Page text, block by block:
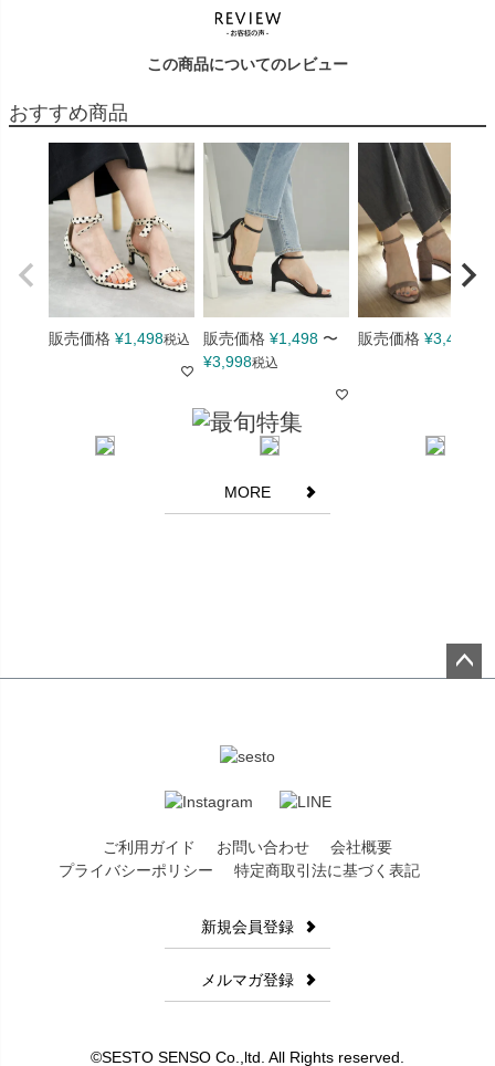
カートに入れる
ネーム（インソール・タグ・靴箱等）に新旧ロゴが混在する場合
換は承りかねます。なお、商品の品質・履き心地・仕様に違いは
>> 詳しくはこちら
計測サイズについて
当店のサイズ表記は製造過程において弊社基準での計測を各メー
カーにて行っておりますので実際にお客様が計測される場合とは
計測基準が異なり誤差が生じる場合がございます。お手元の商品
で計測された情報と弊社記載の情報は異なる場合が多くございま
すがこちらを理由にご返品ご交換をお受けいたしかねますことを
商品の汚れ・キズなどについて
生産の過程にて接着面に多少のノリ汚れやキズ等がある場合がご
ざいます。汚れやキズの程度に関しましては弊社基準にて不良品
どの生地素材に関してはかかとやつま先部分にアタリ(生地がこす
れたように多少白くなる現象)がみられる場合がございます。また
商品ディテールについて
が左右対称でなかったり商品によって柄の位置が異なる箇所がご
ざいますが不良ではございませんので予めご了承下さいませ。
商品画像はできる限り実物に近い色調整を行っておりますが屋外
当店では複数店舗にて在庫情報を共有しておりますため在庫シス
きない場合がございます。
この商品についてのレビュー
おすすめ商品
販売価格 ¥1,498税込 販売価格 ¥1,498 〜
¥3,998税込
販売価格 ¥3,498
MORE
ご利用ガイド お問い合わせ
会社概要
プライバシーポリシー
特定商取引法に基づく表記
新規会員登録
メルマガ登録
©SESTO SENSO Co.,ltd. All Rights reserved.